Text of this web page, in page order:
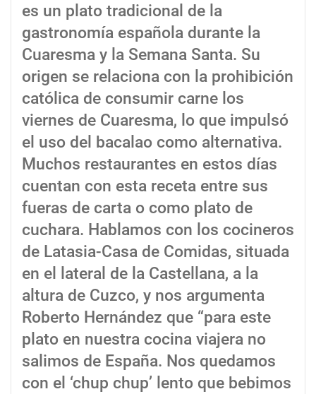
es un plato tradicional de la
gastronomía española durante la
Cuaresma y la Semana Santa. Su
origen se relaciona con la prohibición
católica de consumir carne los
viernes de Cuaresma, lo que impulsó
el uso del bacalao como alternativa.
Muchos restaurantes en estos días
cuentan con esta receta entre sus
fueras de carta o como plato de
cuchara. Hablamos con los cocineros
de Latasia-Casa de Comidas, situada
en el lateral de la Castellana, a la
altura de Cuzco, y nos argumenta
Roberto Hernández que “para este
plato en nuestra cocina viajera no
salimos de España. Nos quedamos
con el ‘chup chup’ lento que bebimos